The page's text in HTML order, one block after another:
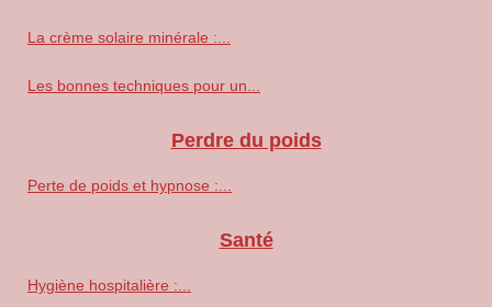
La crème solaire minérale :...
Les bonnes techniques pour un...
Perdre du poids
Perte de poids et hypnose :...
Santé
Hygiène hospitalière :...